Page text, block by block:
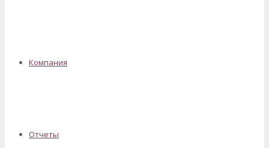
Компания
Отчеты